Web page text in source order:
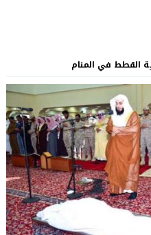
القطط في المنام